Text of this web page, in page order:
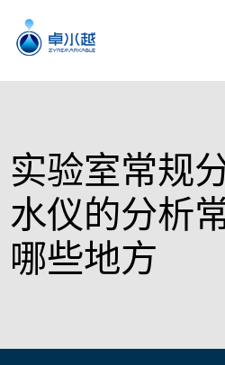
实验室常规
水仪的分析
哪些地方